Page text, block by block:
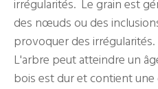
irrégularités. Le grain est
des nœuds ou des
provoquer des irrégularités.
L'arbre peut atteindre un
bois est dur et contient